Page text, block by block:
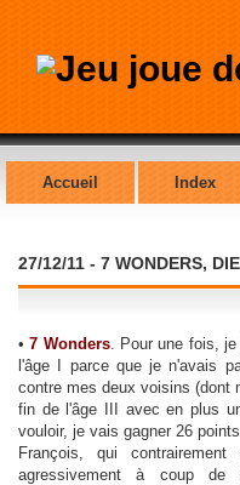
Accueil Index
27/12/11 - 7 WONDERS,
•7 Wonders. Pour une fois,
l'âge I parce que je n'avais
contre mes deux voisins (dont
fin de l'âge III avec en plus
vouloir, je vais gagner 26
François, qui
agressivement à coup de